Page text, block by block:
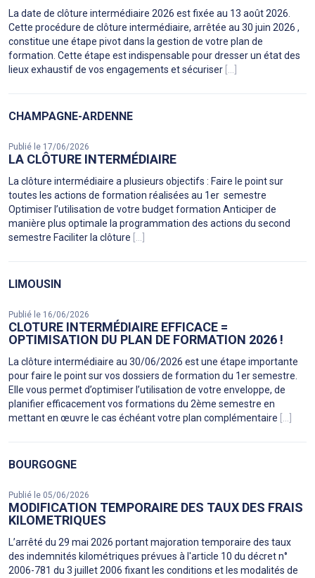
La date de clôture intermédiaire 2026 est fixée au 13 août 2026.
Cette procédure de clôture intermédiaire, arrêtée au 30 juin 2026 ,
constitue une étape pivot dans la gestion de votre plan de
formation. Cette étape est indispensable pour dresser un état des
lieux exhaustif de vos engagements et sécuriser [...]
CHAMPAGNE-ARDENNE
Publié le 17/06/2026
LA CLÔTURE INTERMÉDIAIRE
La clôture intermédiaire a plusieurs objectifs : Faire le point sur
toutes les actions de formation réalisées au 1er semestre
Optimiser l’utilisation de votre budget formation Anticiper de
manière plus optimale la programmation des actions du second
semestre Faciliter la clôture [...]
LIMOUSIN
Publié le 16/06/2026
CLOTURE INTERMÉDIAIRE EFFICACE =
OPTIMISATION DU PLAN DE FORMATION 2026 !
La clôture intermédiaire au 30/06/2026 est une étape importante
pour faire le point sur vos dossiers de formation du 1er semestre.
Elle vous permet d’optimiser l’utilisation de votre enveloppe, de
planifier efficacement vos formations du 2ème semestre en
mettant en œuvre le cas échéant votre plan complémentaire [...]
BOURGOGNE
Publié le 05/06/2026
MODIFICATION TEMPORAIRE DES TAUX DES FRAIS
KILOMETRIQUES
L’arrêté du 29 mai 2026 portant majoration temporaire des taux
des indemnités kilométriques prévues à l'article 10 du décret n°
2006-781 du 3 juillet 2006 fixant les conditions et les modalités de